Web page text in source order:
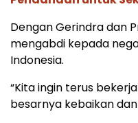
Dengan Gerindra dan
mengabdi kepada
Indonesia.
“Kita ingin terus
besarnya kebaikan